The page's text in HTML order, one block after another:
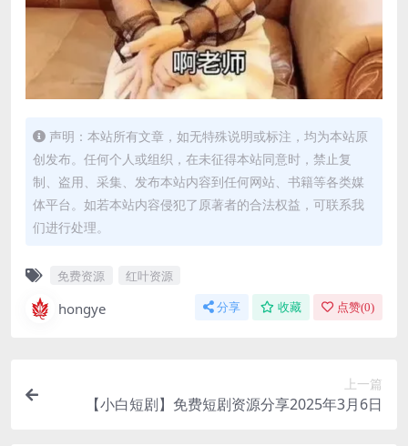
声明：本站所有文章，如无特殊说明或标注，均为本站原
创发布。任何个人或组织，在未征得本站同意时，禁止复
制、盗用、采集、发布本站内容到任何网站、书籍等各类媒
体平台。如若本站内容侵犯了原著者的合法权益，可联系我
们进行处理。
免费资源 红叶资源
hongye 分享 收藏 点赞(0)
上一篇
【小白短剧】免费短剧资源分享2025年3月6日